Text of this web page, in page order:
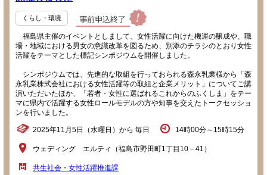
くらし・環境
福島県主催のイベントとしまして、女性活躍に向けた機運の醸成や、職
場・地域における男女の意識改革を図るため、別添のチラシのとおり女性
活躍をテーマとした標記シンポジウムを開催しました。
シンポジウムでは、先進的な取組を行っておられる森永乳業様から「森
永乳業株式会社における女性活躍等の取組と企業メリット」についてご講
演いただいたほか、「若者・女性に選ばれるこれからのふくしま」をテー
マに県内で活躍する女性ロールモデルの方や知事を交えたトークセッショ
ンを行いました。
2025年11月5日（水曜日）から 毎日 14時00分～15時15分
ウェディング エルティ（福島市野田町1丁目10－41）
共生社会・女性活躍推進課